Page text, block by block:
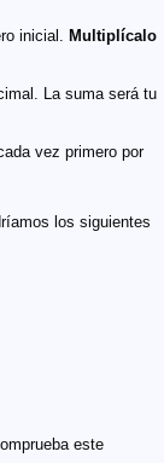
inicial. Multiplícalo
La suma será tu
vez primero por
los siguientes
este